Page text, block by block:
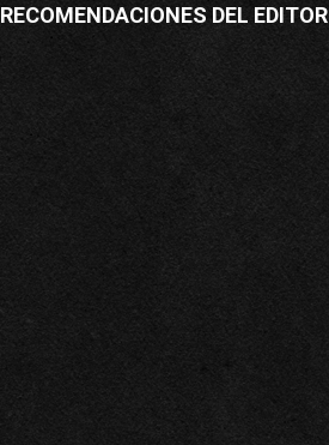
RECOMENDACIONES DEL EDITOR